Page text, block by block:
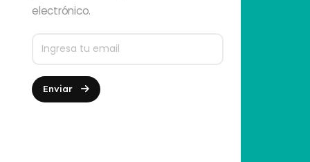
electrónico.
Enviar